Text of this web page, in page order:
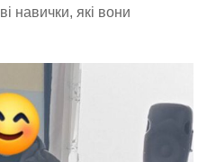
навички, які вони